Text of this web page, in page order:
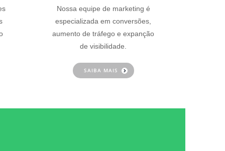
Nossa equipe de marketing é
especializada em conversões,
aumento de tráfego e expanção
de visibilidade.
SAIBA MAIS